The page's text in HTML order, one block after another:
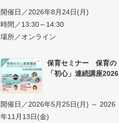
開催日／2026年8月24日(月)
時間／13:30～14:30
場所／オンライン
保育セミナー 保育の
「初心」連続講座2026
開催日／2026年5月25日(月) ～ 2026
年11月13日(金)